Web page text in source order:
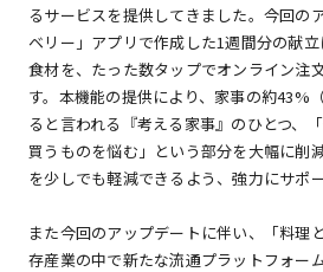
るサービスを提供してきました。今回の
ベリー」アプリで作成した1週間分の献
食材を、たった数タップでオンライン注
す。本機能の提供により、家事の約43%
ると言われる『考える家事』のひとつ、
買うものを悩む」という部分を大幅に削
を少しでも軽減できるよう、強力にサポー
また今回のアップデートに伴い、「料理
存産業の中で新たな流通プラットフォー